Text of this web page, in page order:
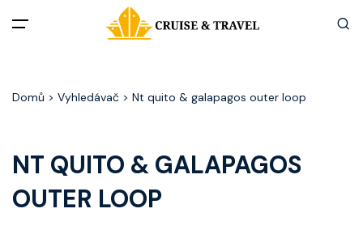
Akční nabídky
Destinace
Zážitky z plaveb
Domů > Vyhledávač > Nt quito & galapagos outer loop
NT QUITO & GALAPAGOS
OUTER LOOP